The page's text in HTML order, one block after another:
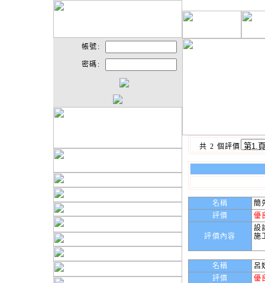
帳號:
密碼:
共 2 個評價
名稱
簡
評價
優
評價內容
設
施
名稱
呂
評價
優